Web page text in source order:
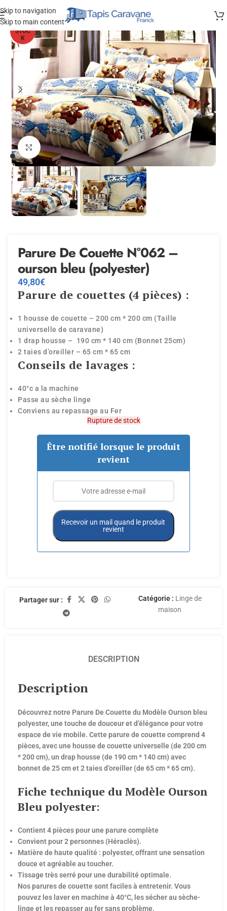
Skip to navigation
Skip to main content
HORS
STOC
K
Agrandir
Parure De Couette N°062 –
ourson bleu (polyester)
49,80€
Parure de couettes (4 pièces) :
1 housse de couette – 200 cm * 200 cm (Taille
universelle de caravane)
1 drap housse – 190 cm * 140 cm (Bonnet 25cm)
2 taies d’oreiller – 65 cm * 65 cm
Conseils de lavages :
40°c a la machine
Passe au sèche linge
Conviens au repassage au Fer
Rupture de stock
Être notifié lorsque le produit
revient
Recevoir un mail quand le produit
revient
Partager sur : Catégorie : Linge de
maison
DESCRIPTION
Description
Découvrez notre Parure De Couette du Modèle Ourson bleu
polyester, une touche de douceur et d’élégance pour votre
espace de vie mobile. Cette parure de couette comprend 4
pièces, avec une housse de couette universelle (de 200 cm
* 200 cm), un drap housse (de 190 cm * 140 cm) avec
bonnet de 25 cm et 2 taies d’oreiller (de 65 cm * 65 cm).
Fiche technique du Modèle Ourson
Bleu polyester:
Contient 4 pièces pour une parure complète
Convient pour 2 personnes (Héraclès).
Matière de haute qualité : polyester, offrant une sensation
douce et agréable au toucher.
Tissage très serré pour une durabilité optimale.
Nos parures de couette sont faciles à entretenir. Vous
pouvez les laver en machine à 40°C, les sécher au sèche-
linge et les repasser au fer sans problème.